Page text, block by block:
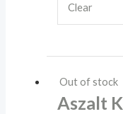
Clear
Out of stock
Aszalt